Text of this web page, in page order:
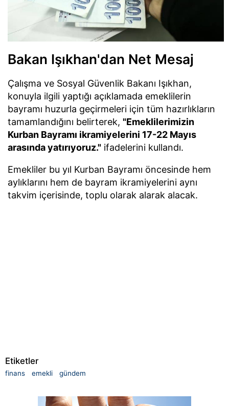
Bakan Işıkhan'dan Net Mesaj
Çalışma ve Sosyal Güvenlik Bakanı Işıkhan,
konuyla ilgili yaptığı açıklamada emeklilerin
bayramı huzurla geçirmeleri için tüm hazırlıkların
tamamlandığını belirterek, "Emeklilerimizin
Kurban Bayramı ikramiyelerini 17-22 Mayıs
arasında yatırıyoruz." ifadelerini kullandı.
Emekliler bu yıl Kurban Bayramı öncesinde hem
aylıklarını hem de bayram ikramiyelerini aynı
takvim içerisinde, toplu olarak alarak alacak.
Etiketler
finans emekli gündem